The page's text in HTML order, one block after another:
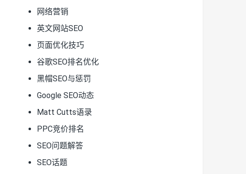
网络营销
英文网站SEO
页面优化技巧
谷歌SEO排名优化
黑帽SEO与惩罚
Google SEO动态
Matt Cutts语录
PPC竞价排名
SEO问题解答
SEO话题